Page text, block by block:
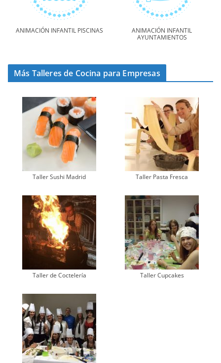
ANIMACIÓN INFANTIL PISCINAS
ANIMACIÓN INFANTIL
AYUNTAMIENTOS
Más Talleres de Cocina para Empresas
Taller Sushi Madrid Taller Pasta Fresca
Taller de Coctelería Taller Cupcakes